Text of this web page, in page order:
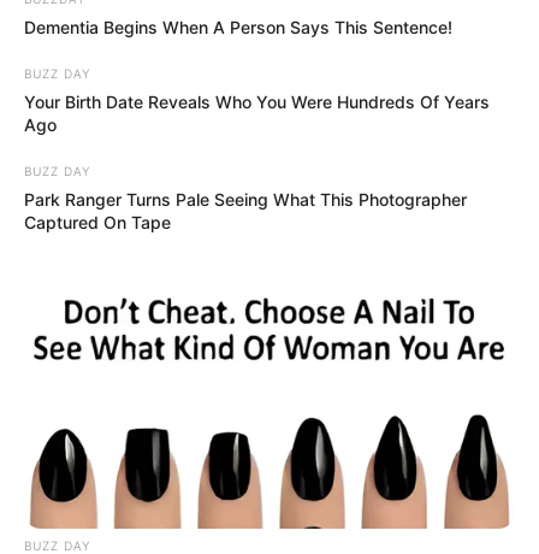
Dementia Begins When A Person Says This Sentence!
BUZZ DAY
Your Birth Date Reveals Who You Were Hundreds Of Years
Ago
BUZZ DAY
Park Ranger Turns Pale Seeing What This Photographer
Captured On Tape
BUZZ DAY